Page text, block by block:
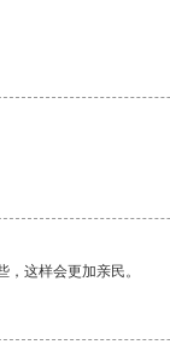
这样会更加亲民。